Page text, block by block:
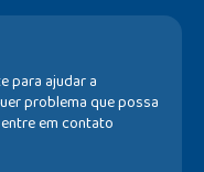
para ajudar a
problema que possa
em contato